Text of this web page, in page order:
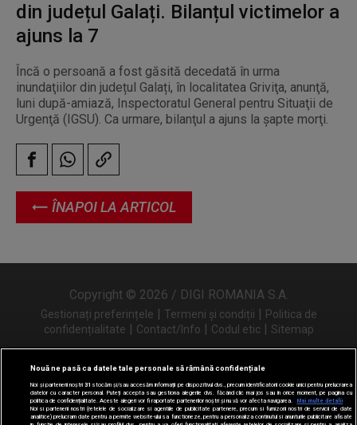
ÎNAPOI LA ARTICOL
din județul Galați. Bilanțul victimelor a
ajuns la 7
Încă o persoană a fost găsită decedată în urma
inundaţiilor din județul Galați, în localitatea Griviţa, anunţă,
luni după-amiază, Inspectoratul General pentru Situaţii de
Urgenţă (IGSU). Ca urmare, bilanţul a ajuns la şapte morţi.
Copyright © 2026 / DIGI ROMANIA S.A.
Gestionați preferințele | Termeni și condiții | Politica de
confidențialitate | Contact/Info | Codul etic | Sitemap
Urmărește-ne și pe
Nouă ne pasă ca datele tale personale să rămână confidențiale
Noi și partenerii noștri31 stocăm și/sau accesăm informații pe dispozitivul dvs., precum identificatorii cookie unici pentru prelucrarea
datelor cu caracter personal. Puteți accepta sau gestiona alegerile dvs. făcând clic mai jos sau în orice moment, pe pagina cu
politica de confidențialitate. Aceste alegeri vor fi raportate partenerilor noștri și nu vă vor afecta navigarea.
Mai multe detalii
Noi si partenerii nostri (retelele de socializare si agentiile de publicitate partenere, precum si furnizorii nostri de servicii de date
analitice) prelucram date pentru a permite website-ului sa functioneze, pentru a personaliza continutul si anunturile publicitare afisate